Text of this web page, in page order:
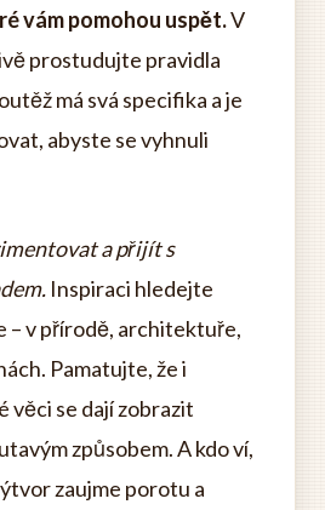
vám pomohou uspět.V
prostudujte pravidla
má svá specifika a je
abyste se vyhnuli
a přijít s
Inspiraci hledejte
– v přírodě, architektuře,
Pamatujte, že i
věci se dají zobrazit
způsobem. A kdo ví,
zaujme porotu a